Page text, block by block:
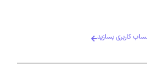
کاربری بسازید